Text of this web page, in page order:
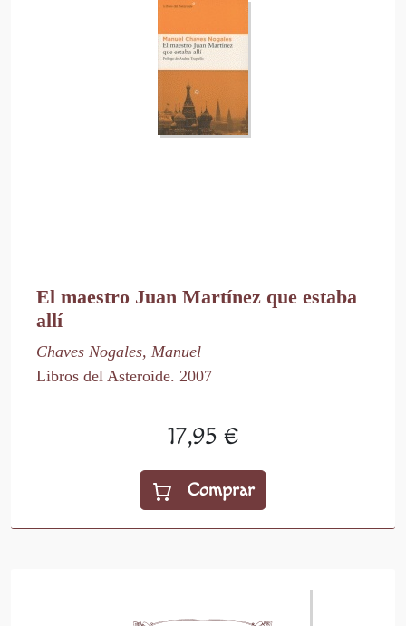
El maestro Juan Martínez que estaba
allí
Chaves Nogales, Manuel
Libros del Asteroide. 2007
17,95 €
Comprar